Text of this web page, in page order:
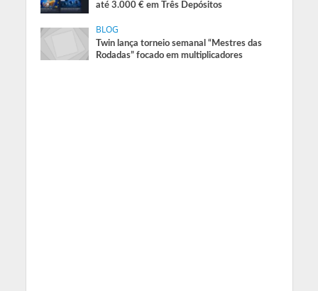
até 3.000 € em Três Depósitos
BLOG
Twin lança torneio semanal “Mestres das
Rodadas” focado em multiplicadores